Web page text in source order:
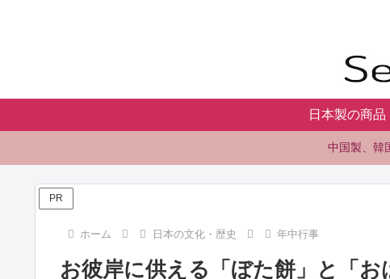
日本製の商品
中国製、韓
PR
ホーム 日本の文化・歴史 年中行事
お彼岸に供える「ぼた餅」と「